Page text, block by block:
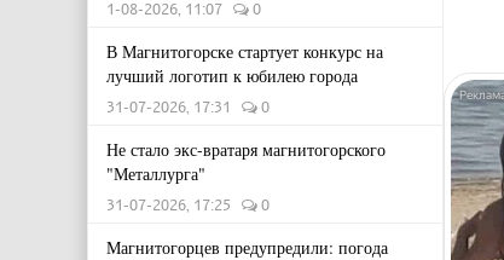
1-08-2026, 11:07 0
В Магнитогорске стартует конкурс на
лучший логотип к юбилею города
31-07-2026, 17:31 0
Не стало экс-вратаря магнитогорского
"Металлурга"
31-07-2026, 17:25 0
Магнитогорцев предупредили: погода